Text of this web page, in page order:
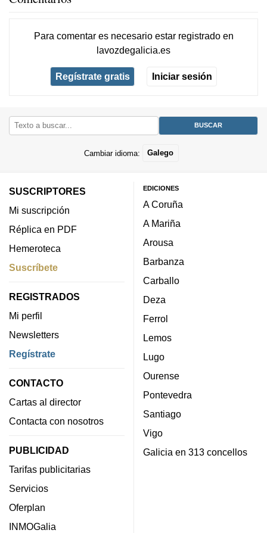
Para comentar es necesario estar registradoen
lavozdegalicia.es
Regístrate gratis Iniciar sesión
Cambiar idioma: Galego
SUSCRIPTORES
Mi suscripción
Réplica en PDF
Hemeroteca
Suscríbete
REGISTRADOS
Mi perfil
Newsletters
Regístrate
CONTACTO
Cartas al director
Contacta con nosotros
PUBLICIDAD
Tarifas publicitarias
Servicios
Oferplan
INMOGalia
EDICIONES
A Coruña
A Mariña
Arousa
Barbanza
Carballo
Deza
Ferrol
Lemos
Lugo
Ourense
Pontevedra
Santiago
Vigo
Galicia en 313 concellos